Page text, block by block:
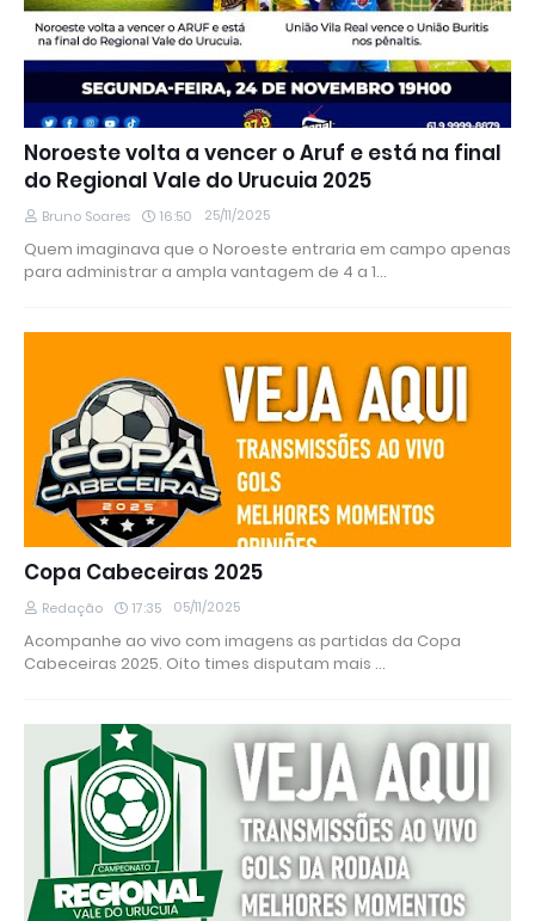
Noroeste volta a vencer o Aruf e está na final
do Regional Vale do Urucuia 2025
Bruno Soares 16:50 25/11/2025
Quem imaginava que o Noroeste entraria em campo apenas
para administrar a ampla vantagem de 4 a 1…
Copa Cabeceiras 2025
Redação 17:35 05/11/2025
Acompanhe ao vivo com imagens as partidas da Copa
Cabeceiras 2025. Oito times disputam mais …